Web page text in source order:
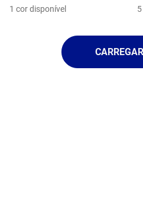
1 cor disponível
5